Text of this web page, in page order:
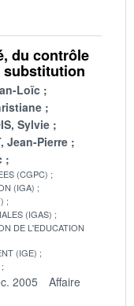
du contrôle
substitution
Loïc
Sylvie
Jean-Pierre
(CGPC)
(IGA)
(IGAS)
DE L'EDUCATION
(IGE)
2005
Affaire